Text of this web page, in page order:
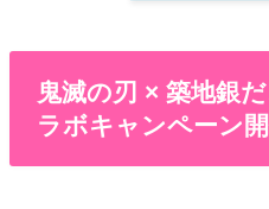
鬼滅の刃 × 築地銀
ラボキャンペーン